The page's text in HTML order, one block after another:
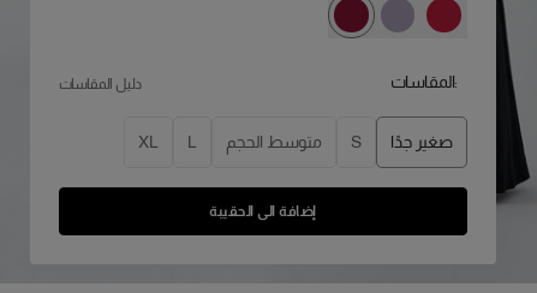
:المقاسات دليل المقاسات
صغير جدًا S متوسط الحجم L
XL
إضافة الى الحقيبة